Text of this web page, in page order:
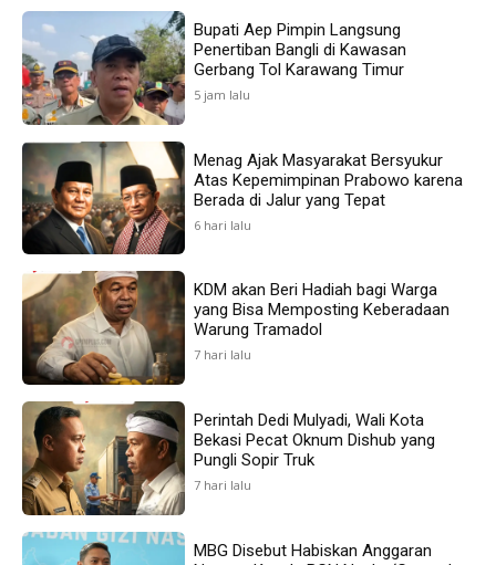
Bupati Aep Pimpin Langsung
Penertiban Bangli di Kawasan
Gerbang Tol Karawang Timur
5 jam lalu
Menag Ajak Masyarakat Bersyukur
Atas Kepemimpinan Prabowo karena
Berada di Jalur yang Tepat
6 hari lalu
KDM akan Beri Hadiah bagi Warga
yang Bisa Memposting Keberadaan
Warung Tramadol
7 hari lalu
Perintah Dedi Mulyadi, Wali Kota
Bekasi Pecat Oknum Dishub yang
Pungli Sopir Truk
7 hari lalu
MBG Disebut Habiskan Anggaran